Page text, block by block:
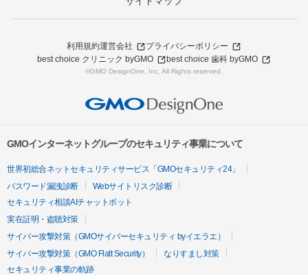
利用規約運営会社
プライバシーポリシー
best choice クリニック byGMO
best choice 歯科 byGMO
©GMO DesignOne, Inc. All Rights reserved.
GMOインターネットグループのセキュリティ事業について
世界初総合ネットセキュリティサービス「GMOセキュリティ24」
パスワード漏洩診断
Webサイトリスク診断
セキュリティ相談AIチャットボット
実在証明・盗聴対策
サイバー攻撃対策（GMOサイバーセキュリティ byイエラエ）
サイバー攻撃対策（GMO Flatt Security）
なりすまし対策
セキュリティ事業の軌跡